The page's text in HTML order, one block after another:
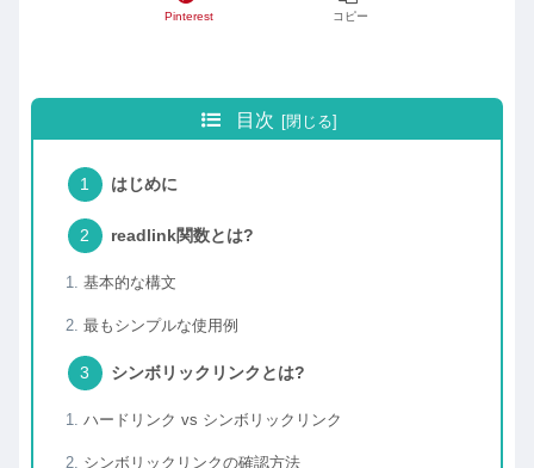
Pinterest コピー
目次
はじめに
readlink関数とは?
基本的な構文
最もシンプルな使用例
シンボリックリンクとは?
ハードリンク vs シンボリックリンク
シンボリックリンクの確認方法